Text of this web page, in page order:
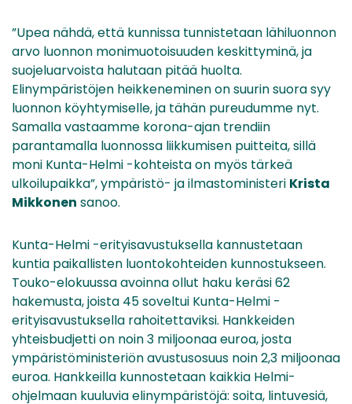
”Upea nähdä, että kunnissa tunnistetaan lähiluonnon
arvo luonnon monimuotoisuuden keskittyminä, ja
suojeluarvoista halutaan pitää huolta.
Elinympäristöjen heikkeneminen on suurin suora syy
luonnon köyhtymiselle, ja tähän pureudumme nyt.
Samalla vastaamme korona-ajan trendiin
parantamalla luonnossa liikkumisen puitteita, sillä
moni Kunta-Helmi -kohteista on myös tärkeä
ulkoilupaikka”, ympäristö- ja ilmastoministeri Krista
Mikkonen sanoo.
Kunta-Helmi -erityisavustuksella kannustetaan
kuntia paikallisten luontokohteiden kunnostukseen.
Touko-elokuussa avoinna ollut haku keräsi 62
hakemusta, joista 45 soveltui Kunta-Helmi -
erityisavustuksella rahoitettaviksi. Hankkeiden
yhteisbudjetti on noin 3 miljoonaa euroa, josta
ympäristöministeriön avustusosuus noin 2,3 miljoonaa
euroa. Hankkeilla kunnostetaan kaikkia Helmi-
ohjelmaan kuuluvia elinympäristöjä: soita, lintuvesiä,